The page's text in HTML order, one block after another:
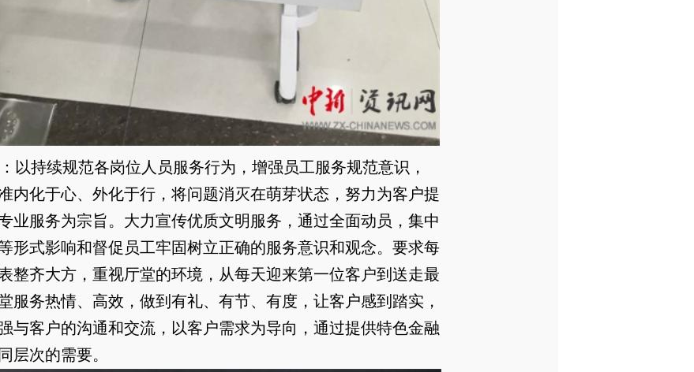
以持续规范各岗位人员服务行为，增强员工服务规范意识，
内化于心、外化于行，将问题消灭在萌芽状态，努力为客户提
业服务为宗旨。大力宣传优质文明服务，通过全面动员，集中
形式影响和督促员工牢固树立正确的服务意识和观念。要求每
整齐大方，重视厅堂的环境，从每天迎来第一位客户到送走最
服务热情、高效，做到有礼、有节、有度，让客户感到踏实，
与客户的沟通和交流，以客户需求为导向，通过提供特色金融
层次的需要。